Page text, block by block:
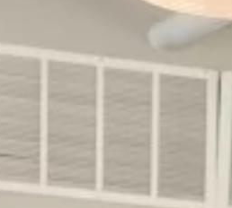
DOM I OGRÓD